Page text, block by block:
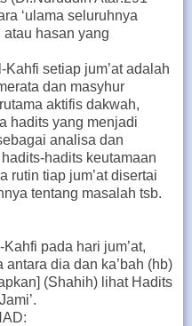
‘ulama seluruhnya
hasan yang
setiap jum’at adalah
dan masyhur
aktifis dakwah,
hadits yang menjadi
analisa dan
hadits keutamaan
rutin tiap jum’at disertai
tentang masalah tsb.
pada hari jum’at,
dia dan ka’bah (hb)
(Shahih) lihat Hadits